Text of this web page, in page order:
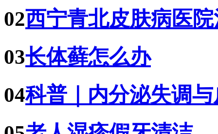
02西宁青北皮肤病医
03长体藓怎么办
04科普｜内分泌失调